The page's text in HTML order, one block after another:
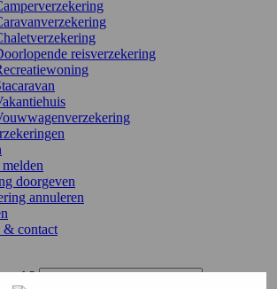
reisverzekering
melden
doorgeven
annuleren
& contact